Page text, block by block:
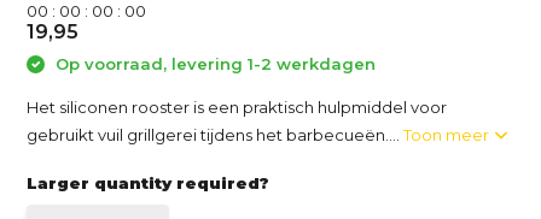
00 : 00 : 00 : 00
19,95
Op voorraad, levering 1-2 werkdagen
Het siliconen rooster is een praktisch hulpmiddel voor
gebruikt vuil grillgerei tijdens het barbecueën....Toon meer
Larger quantity required?